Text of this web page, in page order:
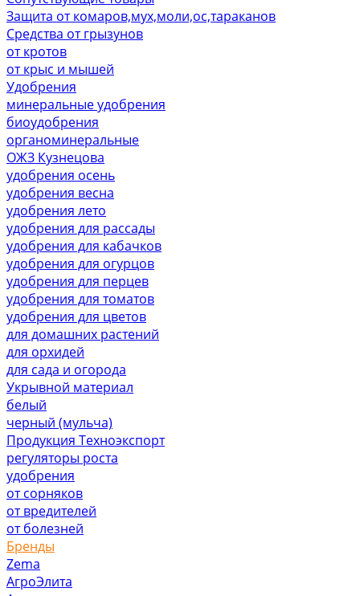
Защита от комаров,мух,моли,ос,тараканов
Средства от грызунов
от кротов
от крыс и мышей
Удобрения
минеральные удобрения
биоудобрения
органоминеральные
ОЖЗ Кузнецова
удобрения осень
удобрения весна
удобрения лето
удобрения для рассады
удобрения для кабачков
удобрения для огурцов
удобрения для перцев
удобрения для томатов
удобрения для цветов
для домашних растений
для орхидей
для сада и огорода
Укрывной материал
белый
черный (мульча)
Продукция Техноэкспорт
регуляторы роста
удобрения
от сорняков
от вредителей
от болезней
Бренды
Zema
АгроЭлита